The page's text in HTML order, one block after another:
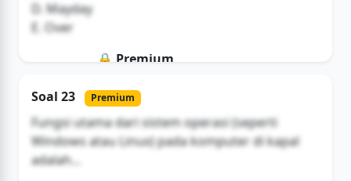
D. Mayday
E. Over
🔒 Premium
Buka Akses
Soal 23 Premium
Fungsi utama dari sistem operasi (seperti
Windows atau Linux) pada komputer di kapal
adalah...